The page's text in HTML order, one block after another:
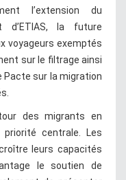
l’extension du
la future
voyageurs exemptés
sur le filtrage ainsi
Pacte sur la migration
des migrants en
centrale. Les
leurs capacités
le soutien de